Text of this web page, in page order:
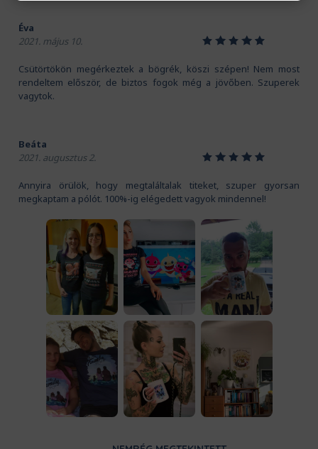
Éva
2021. május 10.
12345
Csütörtökön megérkeztek a bögrék, köszi szépen! Nem most
rendeltem először, de biztos fogok még a jövőben. Szuperek
vagytok.
Beáta
2021. augusztus 2.
12345
Annyira örülök, hogy megtaláltalak titeket, szuper gyorsan
megkaptam a pólót. 100%-ig elégedett vagyok mindennel!